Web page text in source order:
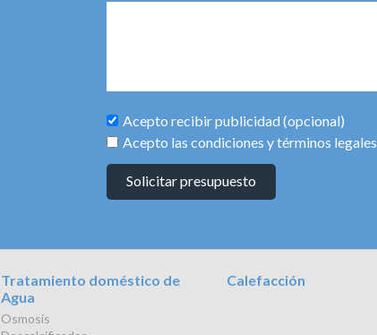
Acepto recibir publicidad (opcional)
Acepto las condiciones y términos legales
Solicitar presupuesto
Tratamiento doméstico de
Agua
Osmosis
Calefacción